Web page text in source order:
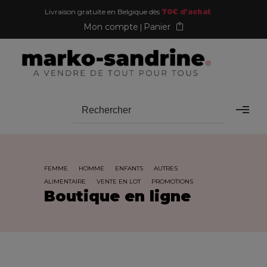
Livraison gratuite en Belgique dès 70€ d'achat
Mon compte Panier
FEMME HOMME ENFANTS
AUTRES
ALIMENTAIRE
VENTE EN LOT PROMOTIONS
Boutique en ligne